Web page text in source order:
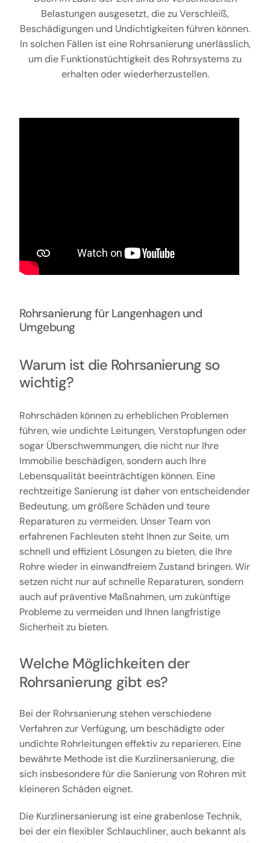
Belastungen ausgesetzt, die zu Verschleiß,
Beschädigungen und Undichtigkeiten führen können.
In solchen Fällen ist eine Rohrsanierung unerlässlich,
um die Funktionstüchtigkeit des Rohrsystems zu
erhalten oder wiederherzustellen.
Rohrsanierung für Langenhagen und
Umgebung
Warum ist die Rohrsanierung so
wichtig?
Rohrschäden können zu erheblichen Problemen
führen, wie undichte Leitungen, Verstopfungen oder
sogar Überschwemmungen, die nicht nur Ihre
Immobilie beschädigen, sondern auch Ihre
Lebensqualität beeinträchtigen können. Eine
rechtzeitige Sanierung ist daher von entscheidender
Bedeutung, um größere Schäden und teure
Reparaturen zu vermeiden. Unser Team von
erfahrenen Fachleuten steht Ihnen zur Seite, um
schnell und effizient Lösungen zu bieten, die Ihre
Rohre wieder in einwandfreiem Zustand bringen. Wir
setzen nicht nur auf schnelle Reparaturen, sondern
auch auf präventive Maßnahmen, um zukünftige
Probleme zu vermeiden und Ihnen langfristige
Sicherheit zu bieten.
Welche Möglichkeiten der
Rohrsanierung gibt es?
Bei der Rohrsanierung stehen verschiedene
Verfahren zur Verfügung, um beschädigte oder
undichte Rohrleitungen effektiv zu reparieren. Eine
bewährte Methode ist die Kurzlinersanierung, die
sich insbesondere für die Sanierung von Rohren mit
kleineren Schäden eignet.
Die Kurzlinersanierung ist eine grabenlose Technik,
bei der ein flexibler Schlauchliner, auch bekannt als